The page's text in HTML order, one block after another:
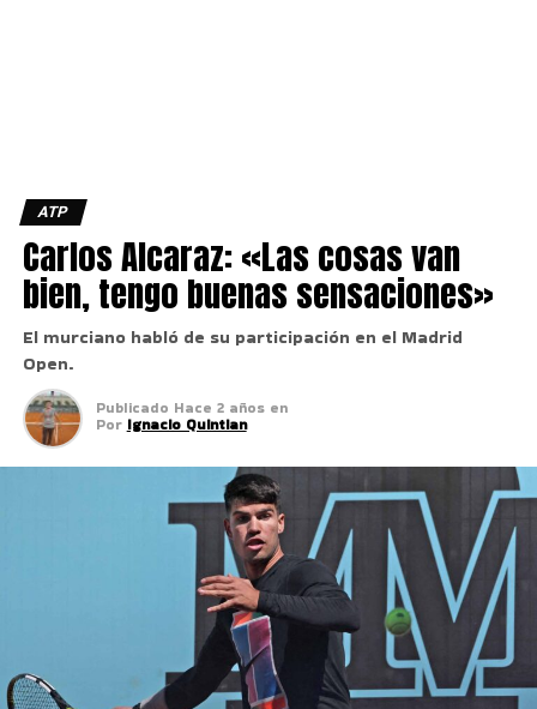
ATP
Carlos Alcaraz: «Las cosas van
bien, tengo buenas sensaciones»
El murciano habló de su participación en el Madrid
Open.
Publicado Hace 2 años en
Por Ignacio Quintian